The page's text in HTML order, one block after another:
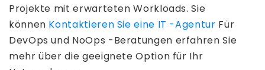
Projekte mit erwarteten Workloads. Sie
können Kontaktieren Sie eine IT -Agentur Für
DevOps und NoOps -Beratungen erfahren Sie
mehr über die geeignete Option für Ihr